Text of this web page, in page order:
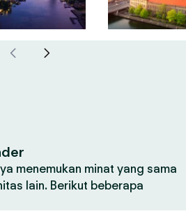
menemukan minat yang sama
lain. Berikut beberapa